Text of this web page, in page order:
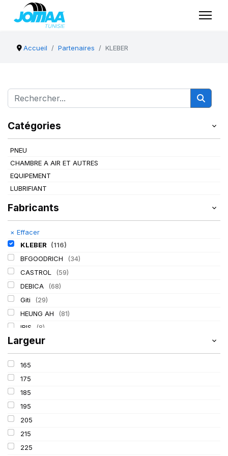
Accueil Partenaires KLEBER
Catégories
PNEU
CHAMBRE A AIR ET AUTRES
EQUIPEMENT
LUBRIFIANT
Fabricants
× Effacer
KLEBER
(116)
BFGOODRICH
(34)
CASTROL
(59)
DEBICA
(68)
Giti
(29)
HEUNG AH
(81)
IRIS
(8)
ITALMATIC
LASSA (174)
LING LONG
MICHELIN
MITAS
Mondolfo ferro
PIRELLI
PROMETEON
SCHRADER
Largeur
165
175
185
195
205
215
225